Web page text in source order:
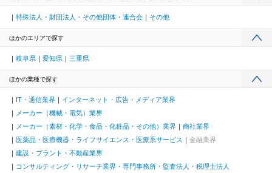
特殊法人・財団法人・その他団体・連合会 その他
ほかのエリアで探す
岐阜県 愛知県 三重県
ほかの業種で探す
IT・通信業界
インターネット・広告・メディア業界
メーカー（機械・電気）業界
メーカー（素材・化学・食品・化粧品・その他）業界
商社業界
医薬品・医療機器・ライフサイエンス・医療系サービス
金融業界
建設・プラント・不動産業界
コンサルティング・リサーチ業界・専門事務所・監査法人・税理士法人